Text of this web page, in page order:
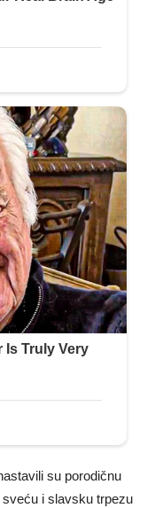
su porodičnu
i slavsku trpezu